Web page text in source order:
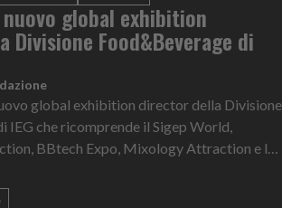
global exhibition
Divisione Food&Beverage di
global exhibition director della Divisione
IEG che ricomprende il Sigep World,
BBtech Expo, Mixology Attraction e le